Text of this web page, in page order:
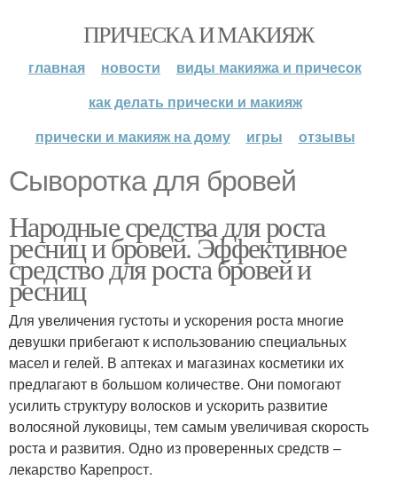
ПРИЧЕСКА И МАКИЯЖ
главная новости
виды макияжа и причесок
как делать прически и макияж
прически и макияж на дому
игры отзывы
Сыворотка для бровей
Народные средства для роста
ресниц и бровей. Эффективное
средство для роста бровей и
ресниц
Для увеличения густоты и ускорения роста многие
девушки прибегают к использованию специальных
масел и гелей. В аптеках и магазинах косметики их
предлагают в большом количестве. Они помогают
усилить структуру волосков и ускорить развитие
волосяной луковицы, тем самым увеличивая скорость
роста и развития. Одно из проверенных средств –
лекарство Карепрост.